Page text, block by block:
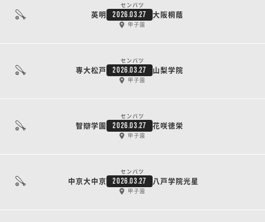
センバツ
英明 2026.03.27 大阪桐蔭
甲子園
センバツ
専大松戸 2026.03.27 山梨学院
甲子園
センバツ
智辯学園 2026.03.27 花咲徳栄
甲子園
センバツ
中京大中京 2026.03.27 八戸学院光星
甲子園